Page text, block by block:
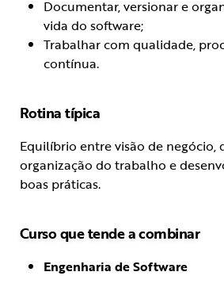
Documentar, versionar e
vida do software;
Trabalhar com qualidade,
contínua.
Rotina típica
Equilíbrio entre visão de negócio,
organização do trabalho e
boas práticas.
Curso que tende a combinar
Engenharia de Software